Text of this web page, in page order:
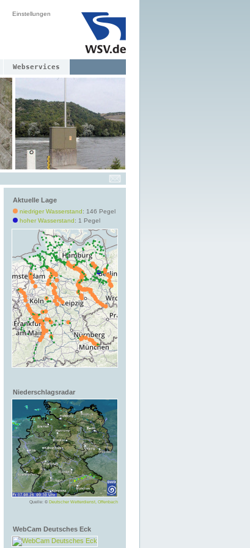
Einstellungen
Webservices
Aktuelle Lage
niedriger Wasserstand: 146 Pegel
hoher Wasserstand: 1 Pegel
Niederschlagsradar
Quelle: © Deutscher Wetterdienst, Offenbach
WebCam Deutsches Eck